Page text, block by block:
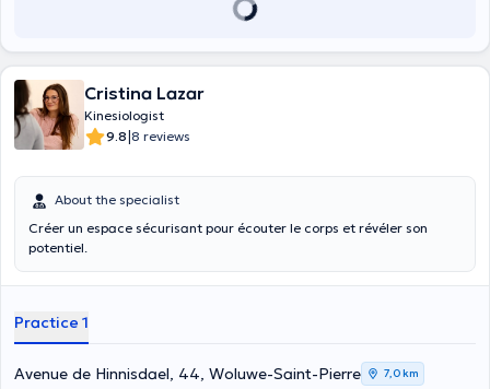
Cristina Lazar
Kinesiologist
9.8|8 reviews
About the specialist
Créer un espace sécurisant pour écouter le corps et révéler son
potentiel.
Practice 1
Avenue de Hinnisdael, 44, Woluwe-Saint-Pierre 7,0 km